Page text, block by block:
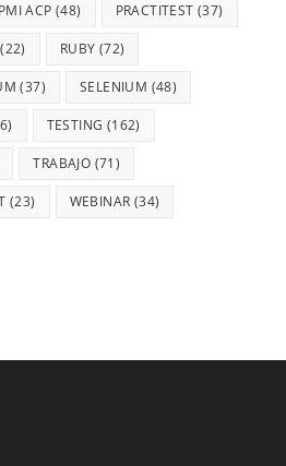
PMI ACP (48) PRACTITEST (37)
(22) RUBY (72)
(37) SELENIUM (48)
TESTING (162)
TRABAJO (71)
(23) WEBINAR (34)